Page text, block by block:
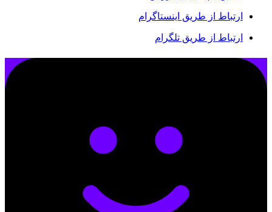
ارتباط از طریق اینستاگرام
ارتباط از طریق تلگرام